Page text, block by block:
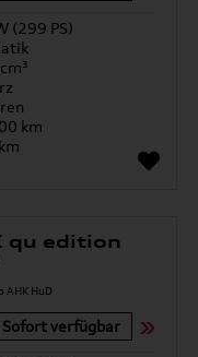
(299 PS)
km
qu edition
Sofort verfügbar